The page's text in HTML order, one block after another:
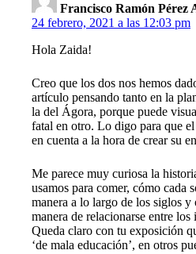
Francisco Ramón Pérez
24 febrero, 2021 a las 12:03 pm
Hola Zaida!
Creo que los dos nos hemos
artículo pensando tanto en la
la del Ágora, porque puede
fatal en otro. Lo digo para que
en cuenta a la hora de crear su
Me parece muy curiosa la
usamos para comer, cómo cada
manera a lo largo de los siglos y
manera de relacionarse entre
Queda claro con tu exposición
‘de mala educación’, en otros